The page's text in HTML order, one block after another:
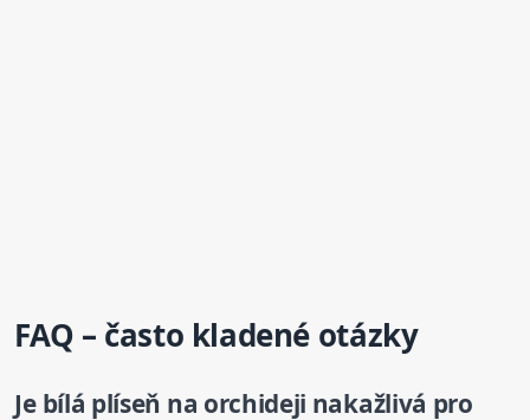
FAQ – často kladené otázky
Je bílá plíseň na orchideji nakažlivá pro